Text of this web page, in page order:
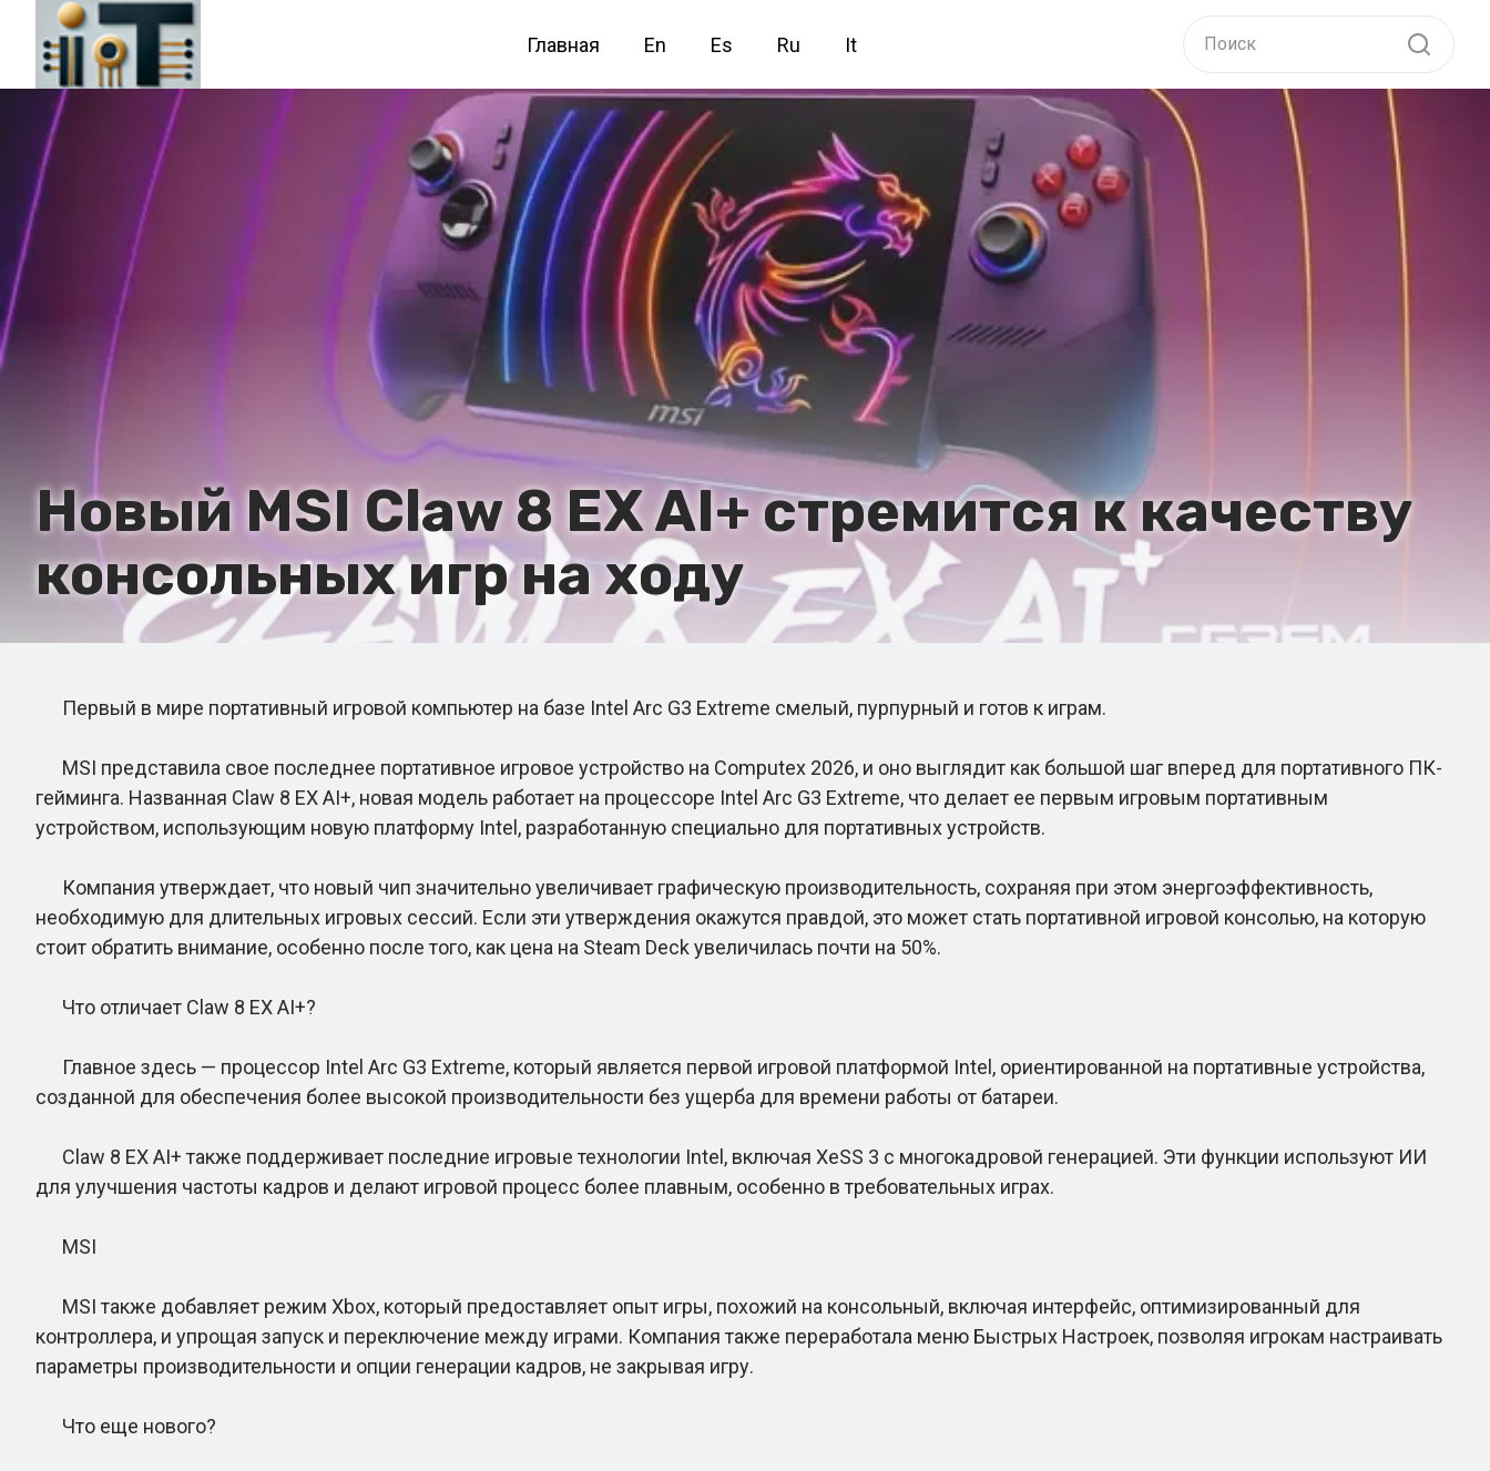
Главная En Es Ru It
Новый MSI Claw 8 EX AI+ стремится к качеству
консольных игр на ходу
Первый в мире портативный игровой компьютер на базе Intel Arc G3 Extreme смелый, пурпурный и готов к играм.
MSI представила свое последнее портативное игровое устройство на Computex 2026, и оно выглядит как большой шаг вперед для портативного ПК-
гейминга. Названная Claw 8 EX AI+, новая модель работает на процессоре Intel Arc G3 Extreme, что делает ее первым игровым портативным
устройством, использующим новую платформу Intel, разработанную специально для портативных устройств.
Компания утверждает, что новый чип значительно увеличивает графическую производительность, сохраняя при этом энергоэффективность,
необходимую для длительных игровых сессий. Если эти утверждения окажутся правдой, это может стать портативной игровой консолью, на которую
стоит обратить внимание, особенно после того, как цена на Steam Deck увеличилась почти на 50%.
Что отличает Claw 8 EX AI+?
Главное здесь — процессор Intel Arc G3 Extreme, который является первой игровой платформой Intel, ориентированной на портативные устройства,
созданной для обеспечения более высокой производительности без ущерба для времени работы от батареи.
Claw 8 EX AI+ также поддерживает последние игровые технологии Intel, включая XeSS 3 с многокадровой генерацией. Эти функции используют ИИ
для улучшения частоты кадров и делают игровой процесс более плавным, особенно в требовательных играх.
MSI
MSI также добавляет режим Xbox, который предоставляет опыт игры, похожий на консольный, включая интерфейс, оптимизированный для
контроллера, и упрощая запуск и переключение между играми. Компания также переработала меню Быстрых Настроек, позволяя игрокам настраивать
параметры производительности и опции генерации кадров, не закрывая игру.
Что еще нового?